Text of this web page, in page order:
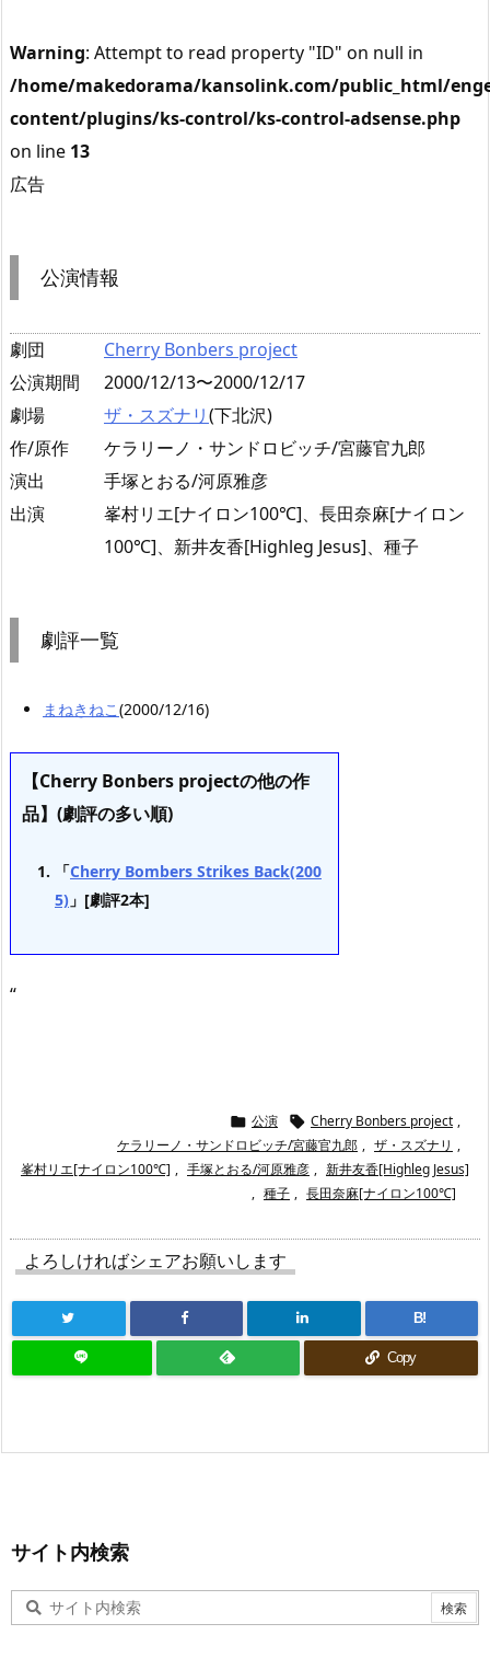
Warning: Attempt to read property "ID" on null in
/home/makedorama/kansolink.com/public_html/
content/plugins/ks-control/ks-control-adsense.php
on line 13
広告
公演情報
劇団
Cherry Bonbers project
公演期間
2000/12/13〜2000/12/17
劇場
ザ・スズナリ(下北沢)
作/原作
ケラリーノ・サンドロビッチ/宮藤官九郎
演出
手塚とおる/河原雅彦
出演
峯村リエ[ナイロン100℃]、長田奈麻[ナイロン
100℃]、新井友香[Highleg Jesus]、種子
劇評一覧
まねきねこ(2000/12/16)
【Cherry Bonbers projectの他の作
品】(劇評の多い順)
「Cherry Bombers Strikes Back(200
5) 」[劇評2本]
“
 公演  Cherry Bonbers project ,
ケラリーノ・サンドロビッチ/宮藤官九郎 , ザ・スズナリ ,
峯村リエ[ナイロン100℃] , 手塚とおる/河原雅彦 , 新井友香[Highleg Jesus]
, 種子 , 長田奈麻[ナイロン100℃]
よろしければシェアお願いします
B!
Copy
サイト内検索